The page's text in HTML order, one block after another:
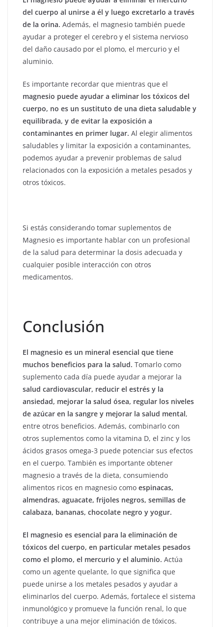
del cuerpo al unirse a él y luego excretarlo a través
de la orina. Además, el magnesio también puede
ayudar a proteger el cerebro y el sistema nervioso
del daño causado por el plomo, el mercurio y el
aluminio.
Es importante recordar que mientras que el
magnesio puede ayudar a eliminar los tóxicos del
cuerpo, no es un sustituto de una dieta saludable y
equilibrada, y de evitar la exposición a
contaminantes en primer lugar. Al elegir alimentos
saludables y limitar la exposición a contaminantes,
podemos ayudar a prevenir problemas de salud
relacionados con la exposición a metales pesados y
otros tóxicos.
Si estás considerando tomar suplementos de
Magnesio es importante hablar con un profesional
de la salud para determinar la dosis adecuada y
cualquier posible interacción con otros
medicamentos.
Conclusión
El magnesio es un mineral esencial que tiene
muchos beneficios para la salud. Tomarlo como
suplemento cada día puede ayudar a mejorar la
salud cardiovascular, reducir el estrés y la
ansiedad, mejorar la salud ósea, regular los niveles
de azúcar en la sangre y mejorar la salud mental,
entre otros beneficios. Además, combinarlo con
otros suplementos como la vitamina D, el zinc y los
ácidos grasos omega-3 puede potenciar sus efectos
en el cuerpo. También es importante obtener
magnesio a través de la dieta, consumiendo
alimentos ricos en magnesio como espinacas,
almendras, aguacate, frijoles negros, semillas de
calabaza, bananas, chocolate negro y yogur.
El magnesio es esencial para la eliminación de
tóxicos del cuerpo, en particular metales pesados
como el plomo, el mercurio y el aluminio. Actúa
como un agente quelante, lo que significa que
puede unirse a los metales pesados y ayudar a
eliminarlos del cuerpo. Además, fortalece el sistema
inmunológico y promueve la función renal, lo que
contribuye a una mejor eliminación de tóxicos.